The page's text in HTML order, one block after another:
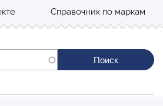
Справочник по маркам